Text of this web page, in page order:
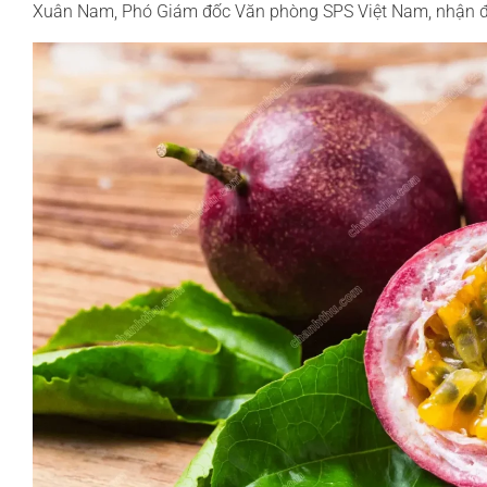
Xuân Nam, Phó Giám đốc Văn phòng SPS Việt Nam, nhận